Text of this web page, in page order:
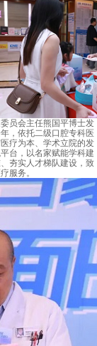
员会主任熊国平博士发
，依托二级口腔专科医
疗为本、学术立院的发
台，以名家赋能学科建
夯实人才梯队建设，致
服务。